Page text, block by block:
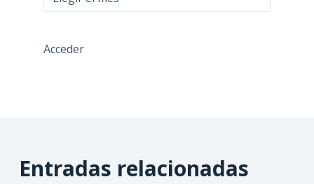
Acceder
Entradas relacionadas